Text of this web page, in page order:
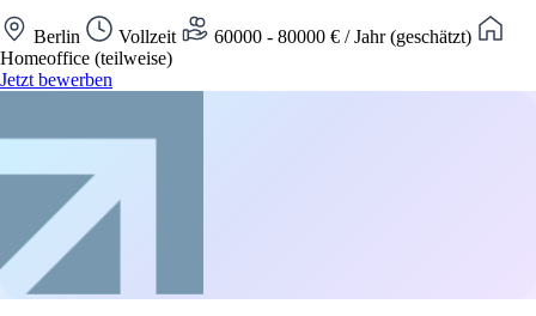
Berlin Vollzeit
60000 - 80000 € / Jahr (geschätzt)
Homeoffice (teilweise)
Jetzt bewerben